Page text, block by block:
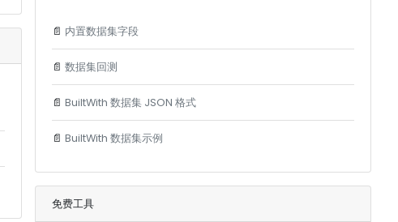
📄 内置数据集字段
📄 数据集回测
📄 BuiltWith 数据集 JSON 格式
📄 BuiltWith 数据集示例
免费工具